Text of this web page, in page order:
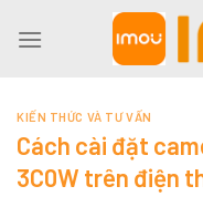
KIẾN THỨC VÀ TƯ VẤN
Cách cài đặt
3C0W trên điện